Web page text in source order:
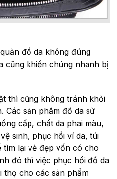
đồ da không đúng
cũng khiến chúng nhanh bị
thì cũng không tránh khỏi
Các sản phẩm đồ da sử
cấp, chất da phai màu,
sinh, phục hồi ví da, túi
tìm lại vẻ đẹp vốn có cho
đó thì việc phục hồi đồ da
thọ cho các sản phẩm